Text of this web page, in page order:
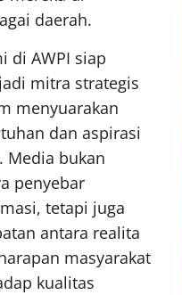
daerah.
di AWPI siap
mitra strategis
menyuarakan
dan aspirasi
Media bukan
penyebar
tetapi juga
antara realita
masyarakat
kualitas